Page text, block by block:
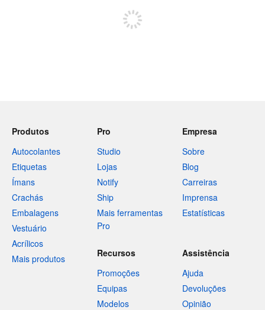
Produtos
Autocolantes
Etiquetas
Ímans
Crachás
Embalagens
Vestuário
Acrílicos
Mais produtos
Pro
Studio
Lojas
Notify
Ship
Mais ferramentas
Pro
Empresa
Sobre
Blog
Carreiras
Imprensa
Estatísticas
Recursos
Promoções
Equipas
Modelos
Assistência
Ajuda
Devoluções
Opinião